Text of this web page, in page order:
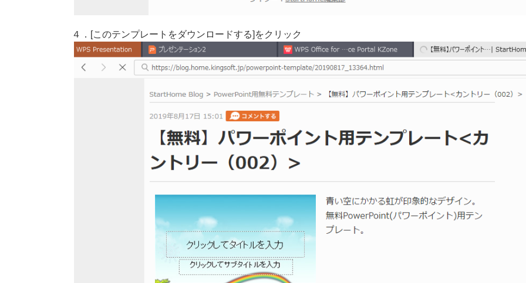
４．[このテンプレートをダウンロードする]をクリック